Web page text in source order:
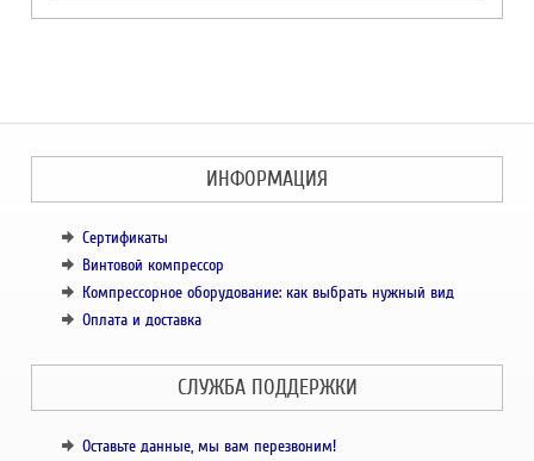
ИНФОРМАЦИЯ
Сертификаты
Винтовой компрессор
Компрессорное оборудование: как выбрать нужный вид
Оплата и доставка
СЛУЖБА ПОДДЕРЖКИ
Оставьте данные, мы вам перезвоним!